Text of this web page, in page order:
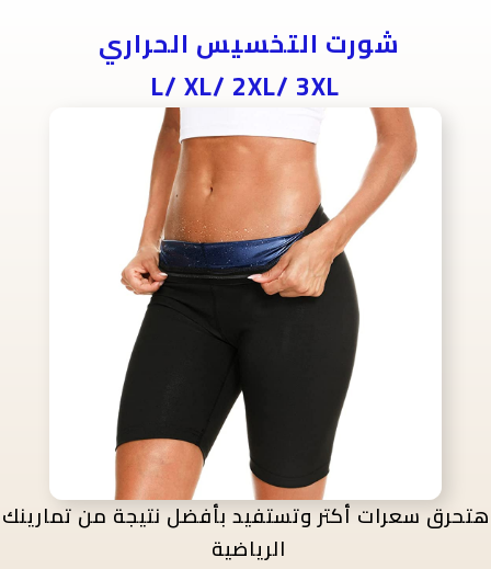
شورت التخسيس الحراري
L/ XL/ 2XL/ 3XL
هتحرق سعرات أكتروتستفيد بأفضل نتيجة من تمارينك
الرياضية